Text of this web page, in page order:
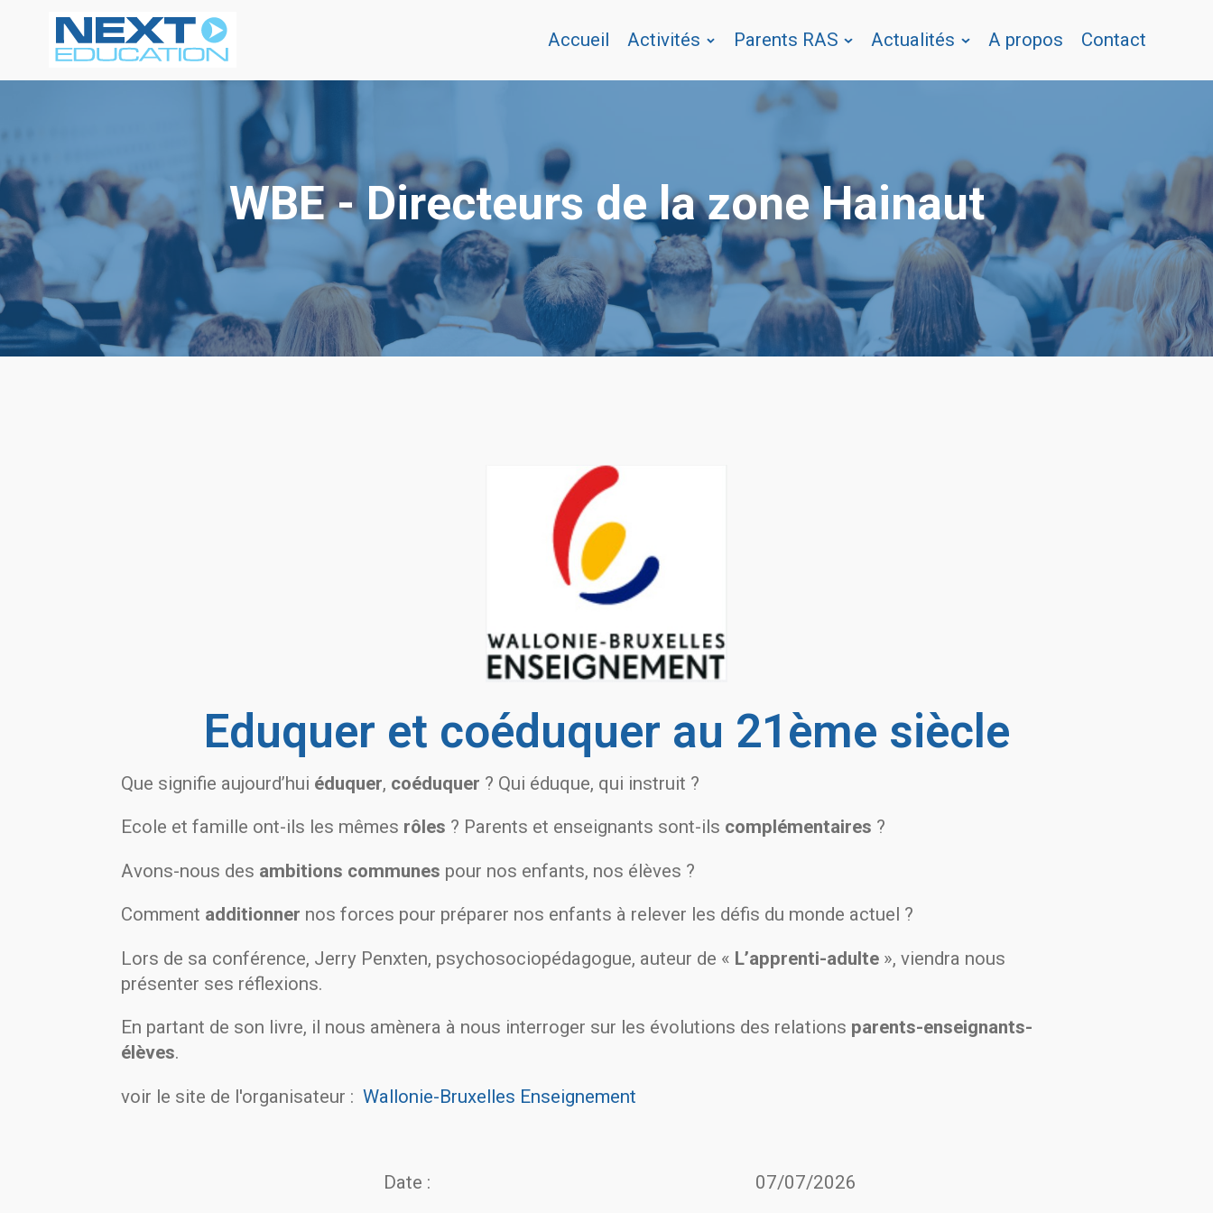
Accueil Activités Parents RAS Actualités A propos Contact
WBE - Directeurs de la zone Hainaut
Eduquer et coéduquer au 21ème siècle
Que signifie aujourd’hui éduquer, coéduquer ? Qui éduque, qui instruit ?
Ecole et famille ont-ils les mêmes rôles ? Parents et enseignants sont-ils complémentaires ?
Avons-nous des ambitions communes pour nos enfants, nos élèves ?
Comment additionner nos forces pour préparer nos enfants à relever les défis du monde actuel ?
Lors de sa conférence, Jerry Penxten, psychosociopédagogue, auteur de « L’apprenti-adulte », viendra nous
présenter ses réflexions.
En partant de son livre, il nous amènera à nous interroger sur les évolutions des relations parents-enseignants-
élèves.
voir le site de l'organisateur :Wallonie-Bruxelles Enseignement
Date :
07/07/2026